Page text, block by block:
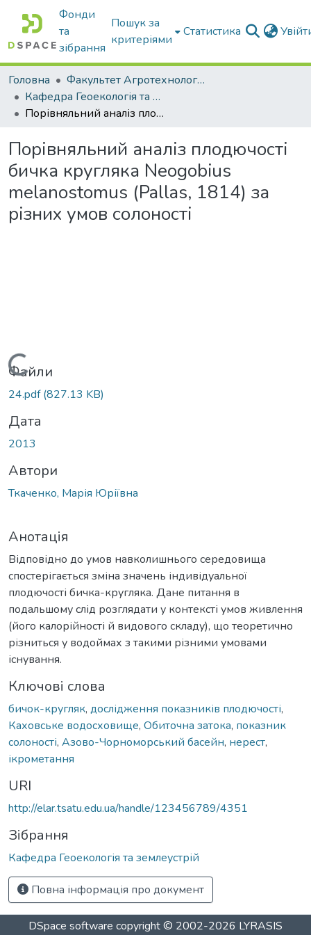
Фонди
та
зібрання
Пошук за
критеріями
Статистика
Головна
Факультет Агротехнологій та екології
Кафедра Геоекологія та землеустрій
Порівняльний аналіз плодючості бичка кругляка Neogobius melanostomus (Pallas, 1814) за різних умов солоності
Порівняльний аналіз плодючості
бичка кругляка Neogobius
melanostomus (Pallas, 1814) за
різних умов солоності
Вантажиться...
Файли
24.pdf(827.13 KB)
Дата
2013
Автори
Ткаченко, Марія Юріївна
Анотація
Відповідно до умов навколишнього середовища
спостерігається зміна значень індивідуальної
плодючості бичка-кругляка. Дане питання в
подальшому слід розглядати у контексті умов живлення
(його калорійності й видового складу), що теоретично
різниться у водоймах з такими різними умовами
існування.
Ключові слова
бичок-кругляк, дослідження показників плодючості,
Каховське водосховище, Обиточна затока, показник
солоності, Азово-Чорноморський басейн, нерест,
ікрометання
URI
http://elar.tsatu.edu.ua/handle/123456789/4351
Зібрання
Кафедра Геоекологія та землеустрій
Повна інформація про документ
DSpace software copyright © 2002-2026 LYRASIS